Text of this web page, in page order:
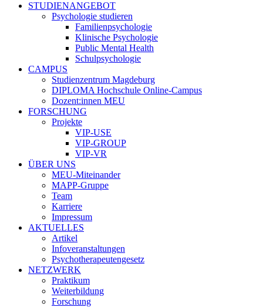
STUDIENANGEBOT
Psychologie studieren
Familienpsychologie
Klinische Psychologie
Public Mental Health
Schulpsychologie
CAMPUS
Studienzentrum Magdeburg
DIPLOMA Hochschule Online-Campus
Dozent:innen MEU
FORSCHUNG
Projekte
VIP-USE
VIP-GROUP
VIP-VR
ÜBER UNS
MEU-Miteinander
MAPP-Gruppe
Team
Karriere
Impressum
AKTUELLES
Artikel
Infoveranstaltungen
Psychotherapeutengesetz
NETZWERK
Praktikum
Weiterbildung
Forschung